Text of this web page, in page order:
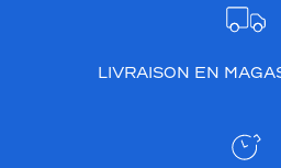
LIVRAISON EN